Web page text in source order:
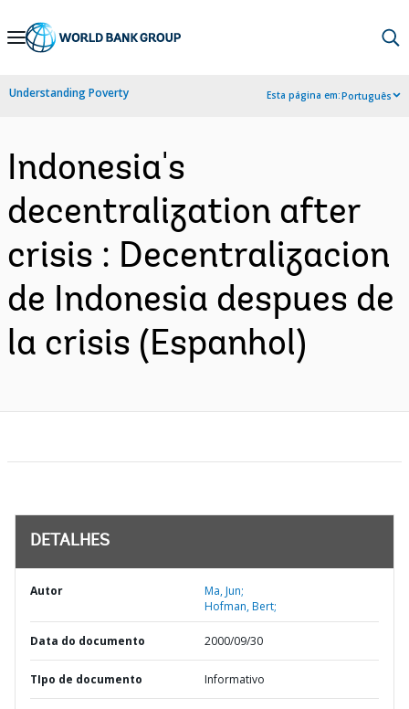
Skip
Navigation
Understanding Poverty Esta página em:Português
Indonesia's
decentralization after
crisis : Decentralizacion
de Indonesia despues de
la crisis (Espanhol)
DETALHES
Autor
Ma, Jun;
Hofman, Bert;
Data do documento 2000/09/30
TIpo de documento Informativo